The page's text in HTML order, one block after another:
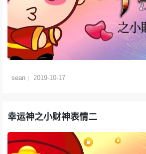
sean 2019-10-17
幸运神之小财神表情二